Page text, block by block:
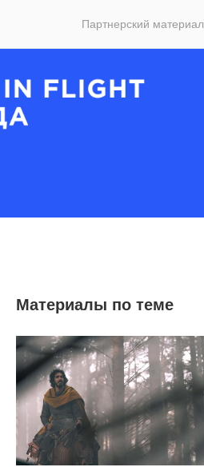
Партнерский материал
Материалы по теме
8 837